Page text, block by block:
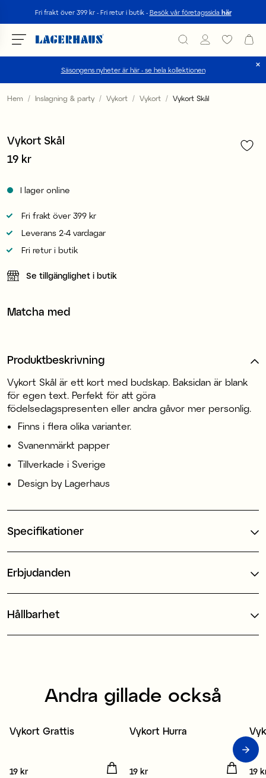
Fri frakt över 399 kr - Fri retur i butik - Besök vår företagssida här
Säsongens nyheter är här - se hela kollektionen
Välj språk / valuta
FI / EUR
SE / SEK
Hem Inslagning & party Vykort Vykort Vykort Skål
Vykort Skål
Pris:19 kr
19 kr
I lager online
Fri frakt över 399 kr
Leverans 2-4 vardagar
Fri retur i butik
Se tillgänglighet i butik
Matcha med
Produktbeskrivning
Vykort Skål är ett kort med budskap. Baksidan är blank
för egen text. Perfekt för att göra
födelsedagspresenten eller andra gåvor mer personlig.
Finns i flera olika varianter.
Svanenmärkt papper
Tillverkade i Sverige
Design by Lagerhaus
Specifikationer
Erbjudanden
Hållbarhet
Andra gillade också
3 för 2
Vykort Grattis
Pris:
19 kr
3 för 2
Vykort Hurra
Pris:
19 kr Pris
19